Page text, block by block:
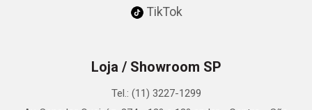
TikTok
Loja / Showroom SP
Tel.: (11) 3227-1299